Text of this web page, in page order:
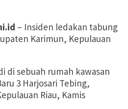
– Insiden ledakan tabung
Karimun, Kepulauan
di sebuah rumah kawasan
3 Harjosari Tebing,
Riau, Kamis